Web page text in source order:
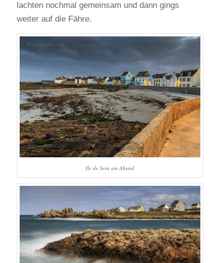
lachten nochmal gemeinsam und dann gings
weiter auf die Fähre.
Ile de Sein am Abend